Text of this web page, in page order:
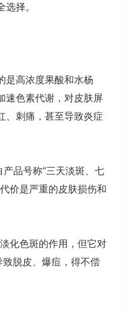
择。
高浓度果酸和水杨
速色素代谢，对皮肤屏
、刺痛，甚至导致炎症
品号称“三天淡斑、七
价是严重的皮肤损伤和
化色斑的作用，但它对
脱皮、爆痘，得不偿